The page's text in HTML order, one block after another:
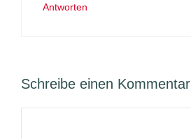
Antworten
Schreibe einen Kommentar